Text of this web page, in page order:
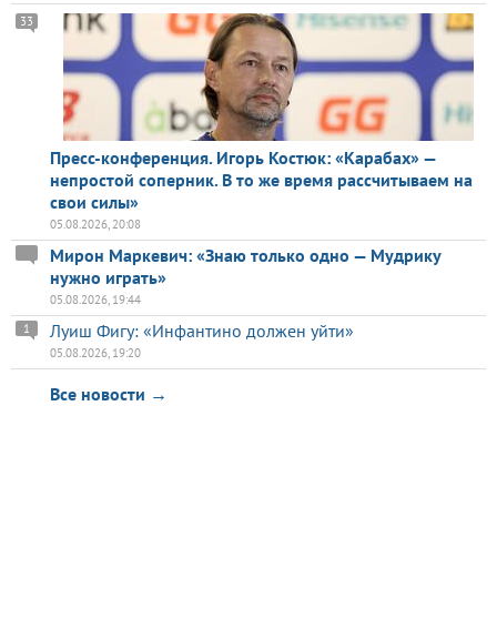
Пресс-конференция. Игорь Костюк: «Карабах» —
непростой соперник. В то же время рассчитываем на
свои силы»
33
05.08.2026, 20:08
Мирон Маркевич: «Знаю только одно — Мудрику
нужно играть»
05.08.2026, 19:44
Луиш Фигу: «Инфантино должен уйти»
1
05.08.2026, 19:20
Все новости →